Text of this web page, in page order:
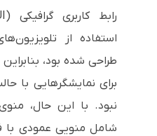
استفاده از
برای نمایشگرهایی با
شامل منویی عمودی با